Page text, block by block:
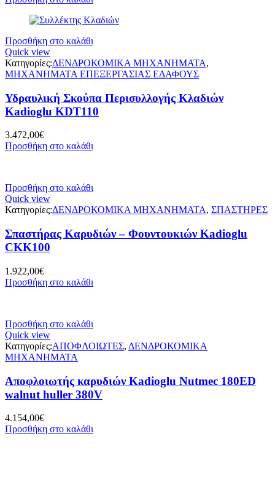
Προσθήκη στο καλάθι
Quick view
Κατηγορίες:ΔΕΝΔΡΟΚΟΜΙΚΑ ΜΗΧΑΝΗΜΑΤΑ,
ΜΗΧΑΝΗΜΑΤΑ ΕΠΕΞΕΡΓΑΣΙΑΣ ΕΔΑΦΟΥΣ
Υδραυλική Σκούπα Περισυλλογής Κλαδιών
Kadioglu KDT110
3.472,00€
Προσθήκη στο καλάθι
Προσθήκη στο καλάθι
Quick view
Κατηγορίες:ΔΕΝΔΡΟΚΟΜΙΚΑ ΜΗΧΑΝΗΜΑΤΑ, ΣΠΑΣΤΗΡΕΣ
Σπαστήρας Καρυδιών – Φουντουκιών Kadioglu
CKK100
1.922,00€
Προσθήκη στο καλάθι
Προσθήκη στο καλάθι
Quick view
Κατηγορίες:ΑΠΟΦΛΟΙΩΤΕΣ, ΔΕΝΔΡΟΚΟΜΙΚΑ
ΜΗΧΑΝΗΜΑΤΑ
Αποφλοιωτής καρυδιών Kadioglu Nutmec 180ED
walnut huller 380V
4.154,00€
Προσθήκη στο καλάθι